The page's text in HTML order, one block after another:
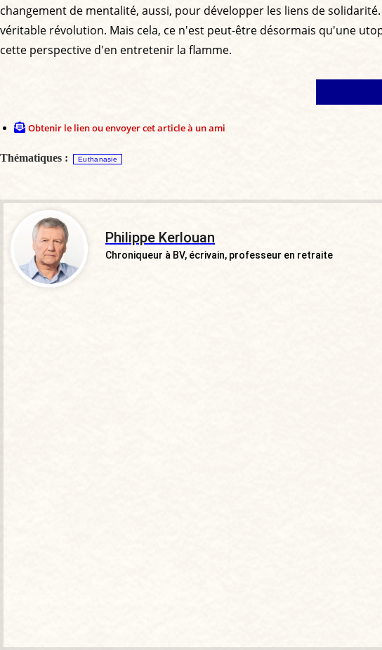
changement de mentalité, aussi, pour développer les liens de
véritable révolution. Mais cela, ce n'est peut-être désormais qu'une
cette perspective d'en entretenir la flamme.
Obtenir le lien ou envoyer cet article à un ami
Thématiques : Euthanasie
Philippe Kerlouan
Chroniqueur à BV, écrivain, professeur en retraite